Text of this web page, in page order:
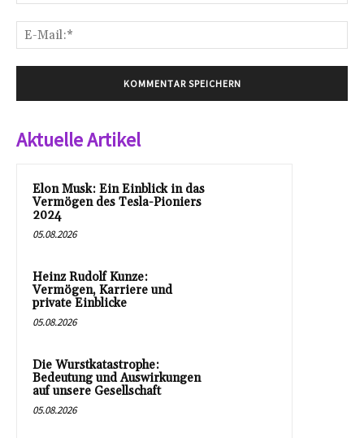
Aktuelle Artikel
Elon Musk: Ein Einblick in das
Vermögen des Tesla-Pioniers
2024
05.08.2026
Heinz Rudolf Kunze:
Vermögen, Karriere und
private Einblicke
05.08.2026
Die Wurstkatastrophe:
Bedeutung und Auswirkungen
auf unsere Gesellschaft
05.08.2026